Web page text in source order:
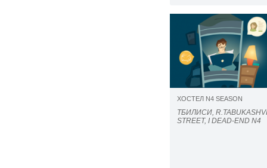
ХОСТЕЛ N4 SEASON
ТБИЛИСИ,
STREET, I DEAD-END N4